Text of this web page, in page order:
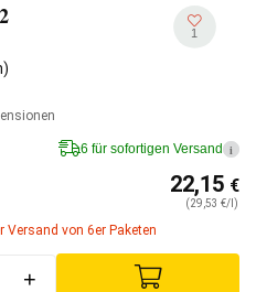
1
6 für sofortigen Versand i
22,15 €
(29,53 €/l)
Versand von 6er Paketen
+